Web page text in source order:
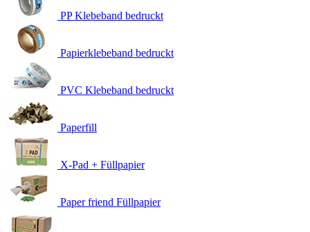
PP Klebeband bedruckt
Papierklebeband bedruckt
PVC Klebeband bedruckt
Paperfill
X-Pad + Füllpapier
Paper friend Füllpapier